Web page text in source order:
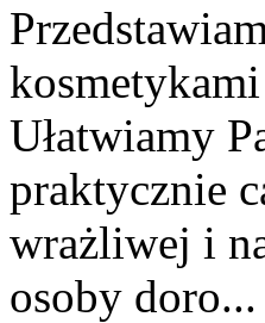
Ułatwiamy
praktycznie
wrażliwej i
osoby doro...